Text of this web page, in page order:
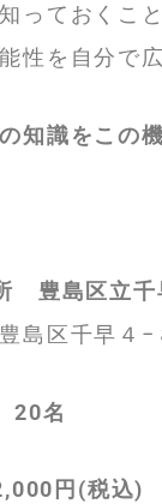
っておくこ
性を自分で
知識をこの
豊島区立千
島区千早４−
20名
円(税込)